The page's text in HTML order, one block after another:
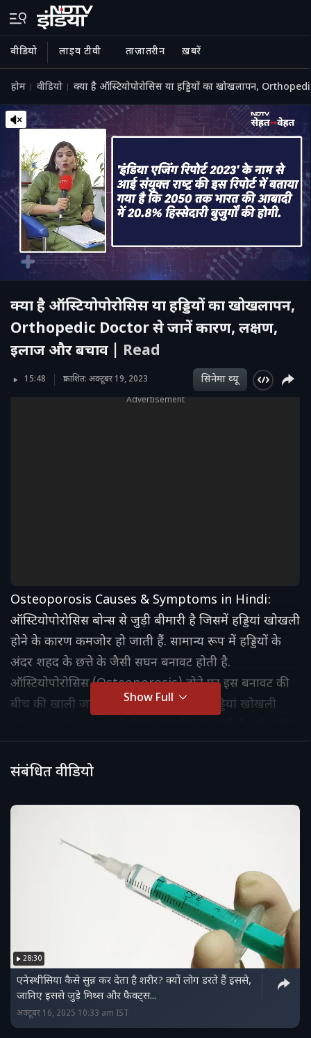
वीडियो लाइव टीवी ताज़ातरीन ख़बरें
होम वीडियो क्‍या है ऑस्टियोपोरोसिस या हड्डियों का खोखलापन,
क्‍या है ऑस्टियोपोरोसिस या हड्डियों का खोखलापन,
Orthopedic Doctor से जानें कारण, लक्षण,
इलाज और बचाव | Read
15:48 प्रकाशित: अक्टूबर 19, 2023 सिनेमा व्‍यू
Advertisement
Osteoporosis Causes & Symptoms in Hindi:
ऑस्टियोपोरोसिस बोन्स से जुड़ी बीमारी है जिसमें हड्डियां खोखली
होने के कारण कमजोर हो जाती हैं. सामान्य रूप में हड्डियों के
अंदर शहद के छत्ते के जैसी सघन बनावट होती है.
ऑस्टियोपोरोसिस (Osteoporosis) होने पर इस बनावट की
बीच की खाली जगह फैलने लगती है जिससे हड्डियां खोखली
शर्मा (Anita Sharma) और डॉक्‍टर ईश्‍वर बोहरा (Dr
Ishwar Bohra) से जानते हैं क्‍या है ऑस्टियोपोरोसिस या
कारण, लक्षण, इलाज और बचाव.
Show Full
संबंधित वीडियो
28:30
एनेस्थीसिया कैसे सुन्न कर देता है शरीर? क्यों लोग डरते हैं इससे,
जानिए इससे जुड़े मिथ्स और फैक्ट्स...
अक्टूबर 16, 2025 10:33 am IST